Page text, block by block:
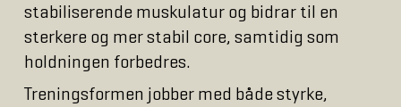
stabiliserende muskulatur og bidrar til en
sterkere og mer stabil core, samtidig som
holdningen forbedres.
Treningsformen jobber med både styrke,